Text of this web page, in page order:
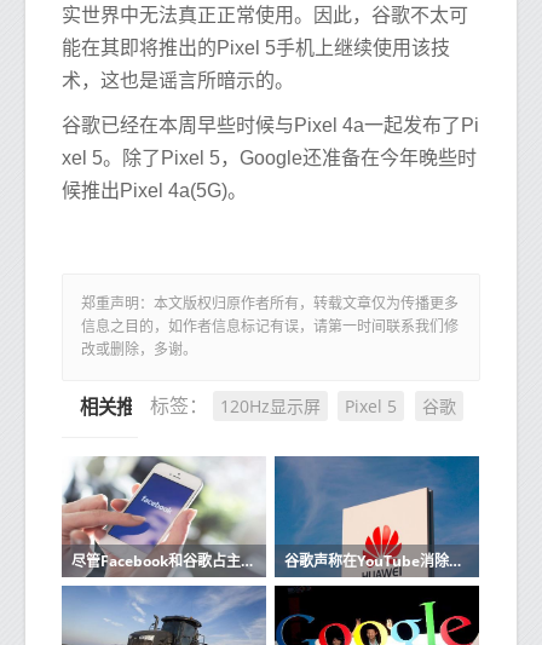
实世界中无法真正正常使用。因此，谷歌不太可
能在其即将推出的Pixel 5手机上继续使用该技
术，这也是谣言所暗示的。
谷歌已经在本周早些时候与Pixel 4a一起发布了Pi
xel 5。除了Pixel 5，Google还准备在今年晚些时
候推出Pixel 4a(5G)。
郑重声明：本文版权归原作者所有，转载文章仅为传播更多
信息之目的，如作者信息标记有误，请第一时间联系我们修
改或删除，多谢。
标签： 120Hz显示屏 Pixel 5 谷歌
相关推荐
尽管Facebook和谷歌占主导地位但微软并未放弃其广告业务 谷歌声称在YouTube消除极端主义视频方面取得了进展